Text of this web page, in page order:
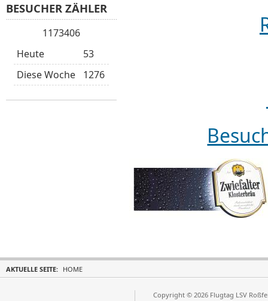
BESUCHER ZÄHLER
1173406
Heute
53
Diese Woche
1276
AKTUELLE SEITE: HOME
Copyright © 2026 Flugtag LSV